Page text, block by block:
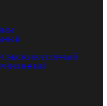
ЭКСКОВАТОРНЫЙ